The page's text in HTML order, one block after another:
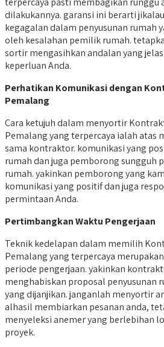
dilakukannya. garansi ini berarti
kegagalan dalam penyusunan rumah
oleh kesalahan pemilik rumah.
sortir mengasihkan andalan yang
keperluan Anda.
Perhatikan Komunikasi dengan
Pemalang
Cara ketujuh dalam menyortir
Pemalang yang terpercaya ialah atas
sama kontraktor. komunikasi yang
rumah dan juga pemborong sungguh
rumah. yakinkan pemborong yang
komunikasi yang positif dan juga
permintaan Anda.
Pertimbangkan Waktu Pengerjaan
Teknik kedelapan dalam memilih
Pemalang yang terpercaya
periode pengerjaan. yakinkan
menghabiskan proposal penyusunan
yang dijanjikan. janganlah menyortir
alhasil membiarkan pesanan anda,
menyeleksi anemer yang berlebihan
proyek.